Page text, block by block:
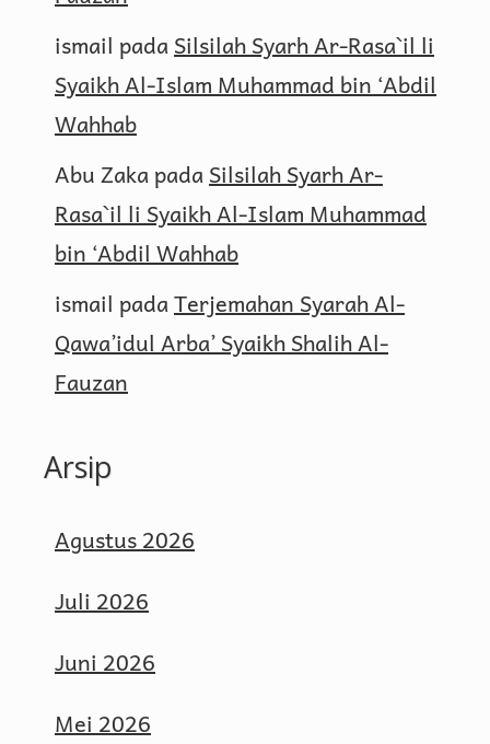
ismail padaSilsilah Syarh Ar-Rasa`il li
Syaikh Al-Islam Muhammad bin ‘Abdil
Wahhab
Abu ZakapadaSilsilah Syarh Ar-
Rasa`il li Syaikh Al-Islam Muhammad
bin ‘Abdil Wahhab
ismail padaTerjemahan Syarah Al-
Qawa’idul Arba’ Syaikh Shalih Al-
Fauzan
Arsip
Agustus 2026
Juli 2026
Juni 2026
Mei 2026